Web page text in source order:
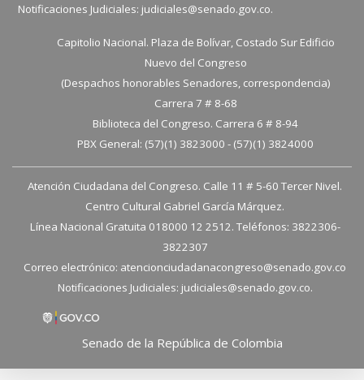
Notificaciones Judiciales: judiciales@senado.gov.co.
Capitolio Nacional. Plaza de Bolívar, Costado Sur Edificio
Nuevo del Congreso
(Despachos honorables Senadores, correspondencia)
Carrera 7 # 8-68
Biblioteca del Congreso. Carrera 6 # 8-94
PBX General: (57)(1) 3823000 - (57)(1) 3824000
Atención Ciudadana del Congreso. Calle 11 # 5-60 Tercer Nivel.
Centro Cultural Gabriel García Márquez.
Línea Nacional Gratuita 018000 12 2512. Teléfonos: 3822306-
3822307
Correo electrónico: atencionciudadanacongreso@senado.gov.co
Notificaciones Judiciales: judiciales@senado.gov.co.
Senado de la República de Colombia